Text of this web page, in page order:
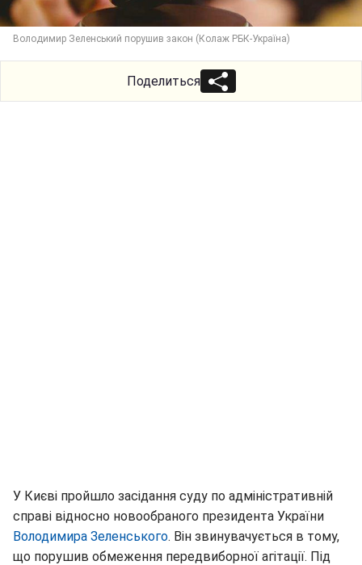
Володимир Зеленський порушив закон (Колаж РБК-Україна)
Поделиться
У Києві пройшло засідання суду по адміністративній
справі відносно новообраного президента України
Володимира Зеленського. Він звинувачується в тому,
що порушив обмеження передвиборної агітації. Під